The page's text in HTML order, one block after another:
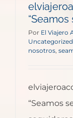
“Seamos
Por El Viajero
Uncategorized
nosotros,
“Seamos